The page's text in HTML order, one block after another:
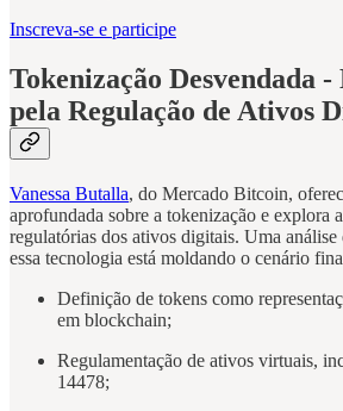
Inscreva-se e participe
Tokenização Desvendada -
pela Regulação de Ativos
Vanessa Butalla, do Mercado Bitcoin,
aprofundada sobre a tokenização e explora
regulatórias dos ativos digitais. Uma análise
essa tecnologia está moldando o cenário
Definição de tokens como
em blockchain;
Regulamentação de ativos virtuais,
14478;